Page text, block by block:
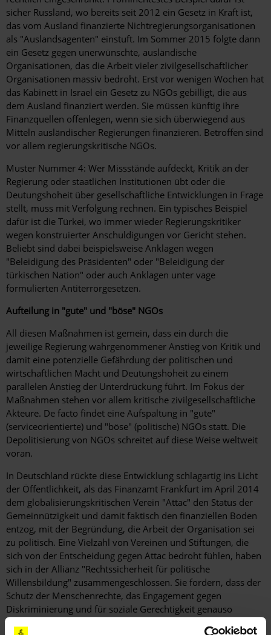
sicher Russland, wo bereits seit 2012 ein Gesetz in Kraft ist,
das vom Ausland finanzierte Nichtregierungsorganisationen
als "Auslandsagenten" einstuft. Im Sommer 2015 folgte dann
ein Gesetz gegen unerwünschte, ausländische
Organisationen, das die Arbeit vieler zivilgesellschaftlicher
Organisationen massiv bedroht. Erst vor wenigen Wochen hat
das Kabinett in Israel ein Gesetz zu NGOs gebilligt, die aus
dem Ausland finanziert werden. Sie müssen künftig ihre
Finanzquellen offenlegen, wenn sie sich überwiegend aus
Mitteln ausländischer Regierungen finanzieren. Betroffen sind
vor allem regierungskritische NGOs.
Muster Nummer 4: Wer Missstände aufdeckt, Kritik an der
Regierung oder staatlichen Institutionen übt oder die
Deutungshoheit über gesellschaftliche Entwicklungen in Frage
stellt, muss mit Verfolgung rechnen. Ein typisches Beispiel
dafür ist die Türkei, wo immer wieder Regierungskritiker
wegen konstruierter Anschuldigungen vor Gericht stehen.
Beliebt sind dabei beispielsweise Anklagen wegen
"Beleidigung des Präsidenten" oder "Beleidigung der
türkischen Nation" oder auch Anklagen unter vage
formulierten Antiterrorgesetzen.
Aufteilung in "gute" und "böse" NGOs
All diesen Maßnahmen ist gemein, dass ein durch die
jeweilige Regierung wahrgenommener Anstieg von Kritik und
damit eine potenzielle Gefährdung der politischen und
wirtschaftlichen Macht und Deutungshoheit zu einem
parallelen Anstieg der Unterdrückung führt. Im Fokus der
Maßnahmen stehen vor allem kritische zivilgesellschaftliche
Akteure. De facto findet eine Aufspaltung in "gute"
(serviceorientierte) und "böse" (politische) NGOs statt. Die
Depolitisierung von NGOs schreitet auf diese Weise weltweit
voran.
In Deutschland rückte diese Entwicklung schlagartig ins Licht
der Öffentlichkeit, als das Finanzamt Frankfurt im April 2014
dem globalisierungskritischen Verein "Attac" den Status der
Gemeinnützigkeit und damit faktisch den finanziellen Boden
entzog, mit der Begründung, die Arbeit der Organisation sei
zu politisch. Eine Vielzahl von Vereinen und Stiftungen, die
sich von der Entscheidung gegen Attac bedroht fühlen, haben
sich in der Allianz "Rechtssicherheit für politische
Willensbildung" zusammengeschlossen. Sie fordern, dass der
Schutz der Menschenrechte, das Engagement gegen
Diskriminierung und für soziale Gerechtigkeit genauso
gemeinnützig sein soll wie der Umweltschutz. Deutschland ist